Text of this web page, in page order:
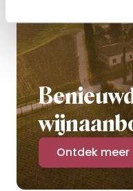
Ontdek meer